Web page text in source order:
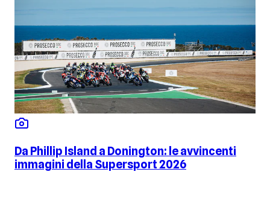
Da Phillip Island a Donington: le avvincenti
immagini della Supersport 2026